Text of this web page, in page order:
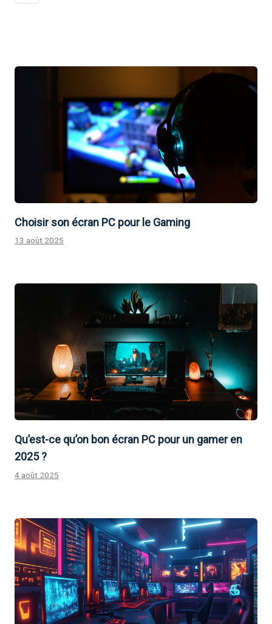
Choisir son écran PC pour le Gaming
13 août 2025
Qu’est-ce qu’on bon écran PC pour un gamer en
2025 ?
4 août 2025